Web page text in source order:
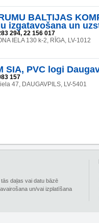
BALTIJAS
izgatavošana un
294, 22 156 017
IELA 130 k-2, RĪGA, LV-1012
SIA, PVC logi
157
47, DAUGAVPILS, LV-5401
daļas vai datu bāzē
un/vai izplatīšana